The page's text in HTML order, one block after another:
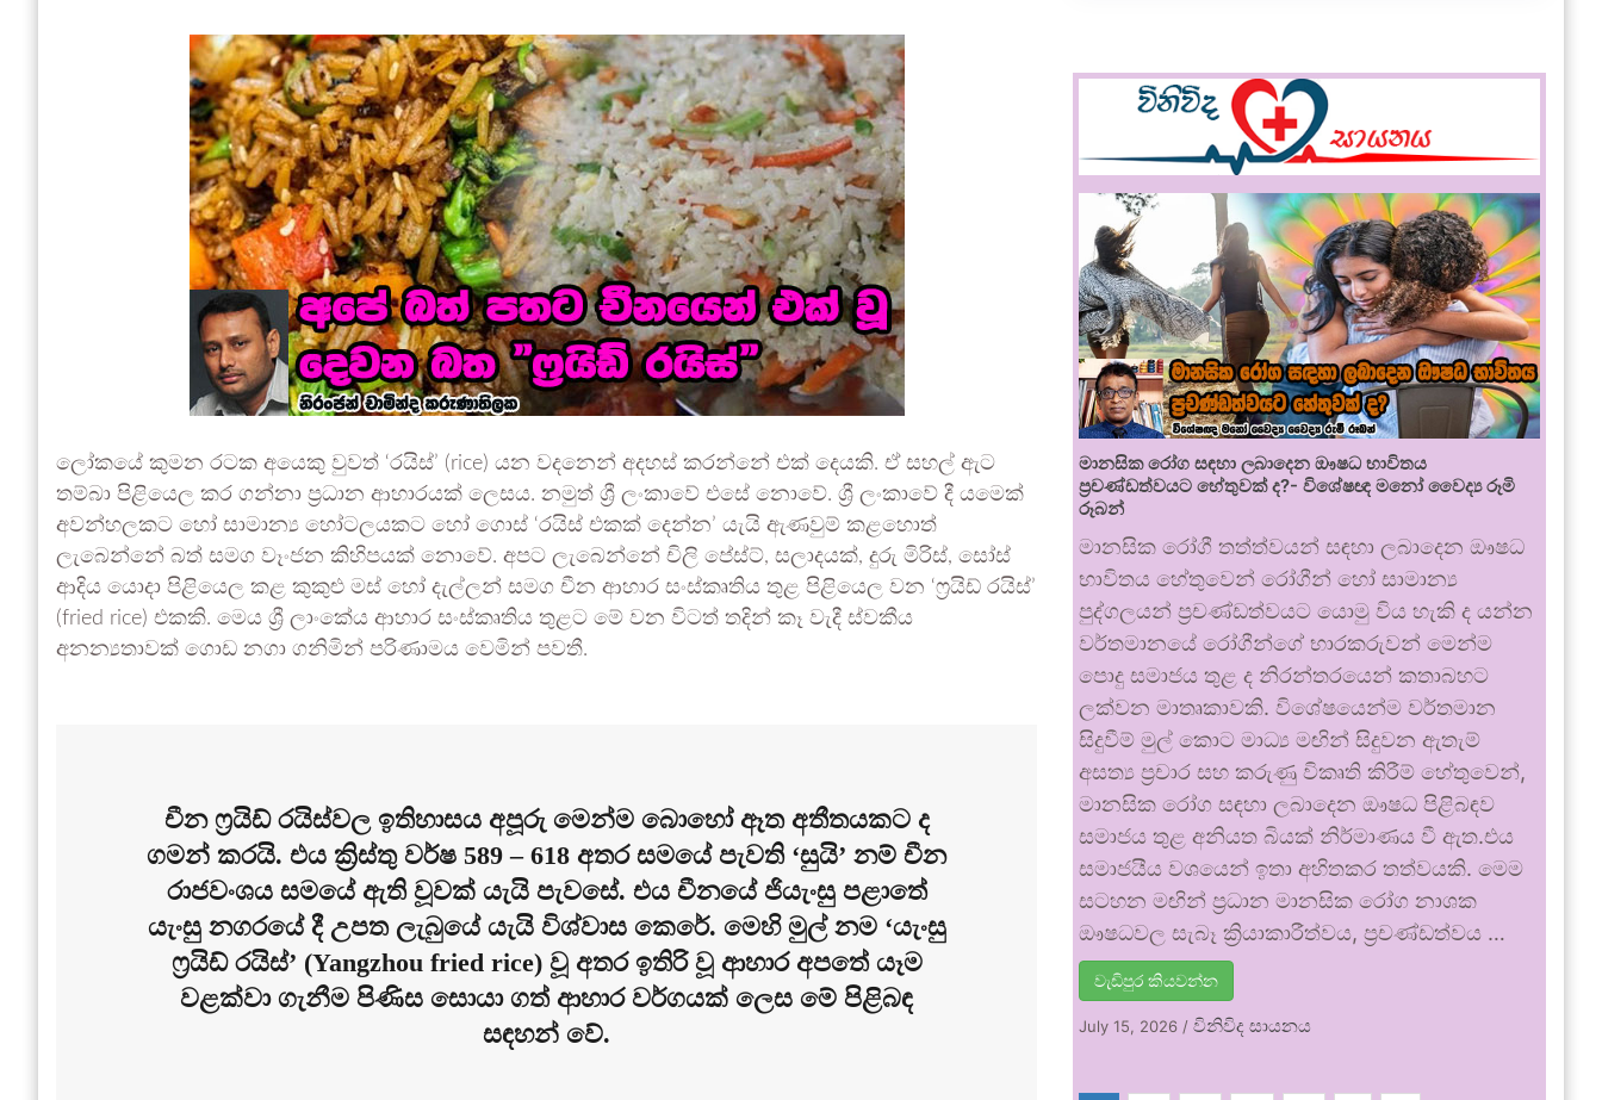
ලෝකයේ කුමන රටක අයෙකු වුවත් ‘රයිස්’ (rice) යන වදනෙන් අදහස් කරන්නේ එක් දෙයකි. ඒ සහල් ඇට
තම්බා පිළියෙල කර ගන්නා ප්‍රධාන ආහාරයක් ලෙසය. නමුත් ශ්‍රී ලංකාවේ එසේ නොවේ. ශ්‍රී ලංකාවේ දී යමෙක්
අවන්හලකට හෝ සාමාන්‍ය හෝටලයකට හෝ ගොස් ‘රයිස් එකක් දෙන්න’ යැයි ඇණවුම් කළහොත්
ලැබෙන්නේ බත් සමග වෑංජන කිහිපයක් නොවේ. අපට ලැබෙන්නේ චිලි පේස්ට්, සලාදයක්, දුරු මිරිස්, සෝස්
ආදිය යොදා පිළියෙල කළ කුකුළු මස් හෝ දැල්ලන් සමග චීන ආහාර සංස්කෘතිය තුළ පිළියෙල වන ‘ෆ්‍රයිඩ් රයිස්’
(fried rice) එකකි. මෙය ශ්‍රී ලාංකේය ආහාර සංස්කෘතිය තුළට මේ වන විටත් තදින් කෑ වැදී ස්වකීය
අනන්‍යතාවක් ගොඩ නගා ගනිමින් පරිණාමය වෙමින් පවතී.
චීන ෆ්‍රයිඩ් රයිස්වල ඉතිහාසය අපූරු මෙන්ම බොහෝ ඈත අතීතයකට ද
ගමන් කරයි. එය ක්‍රිස්තු වර්ෂ 589 – 618 අතර සමයේ පැවති ‘සුයි’ නම් චීන
රාජවංශය සමයේ ඇති වූවක් යැයි පැවසේ. එය චීනයේ ජියැංසු පළාතේ
යැංසු නගරයේ දී උපත ලැබුයේ යැයි විශ්වාස කෙරේ. මෙහි මුල් නම ‘යැංසු
ෆ්‍රයිඩ් රයිස්’ (Yangzhou fried rice) වූ අතර ඉතිරි වූ ආහාර අපතේ යෑම
වළක්වා ගැනීම පිණිස සොයා ගත් ආහාර වර්ගයක් ලෙස මේ පිළිබඳ
සඳහන් වේ.
මානසික රෝග සඳහා ලබාදෙන ඖෂධ භාවිතය
ප්‍රචණ්ඩත්වයට හේතුවක් ද?- විශේෂඥ මනෝ වෛද්‍ය රූමි
රූබන්
මානසික රෝගී තත්ත්වයන් සඳහා ලබාදෙන ඖෂධ
භාවිතය හේතුවෙන් රෝගීන් හෝ සාමාන්‍ය
පුද්ගලයන් ප්‍රචණ්ඩත්වයට යොමු විය හැකි ද යන්න
වර්තමානයේ රෝගීන්ගේ භාරකරුවන් මෙන්ම
පොදු සමාජය තුළ ද නිරන්තරයෙන් කතාබහට
ලක්වන මාතෘකාවකි. විශේෂයෙන්ම වර්තමාන
සිදුවීම් මුල් කොට මාධ්‍ය මඟින් සිදුවන ඇතැම්
අසත්‍ය ප්‍රචාර සහ කරුණු විකෘති කිරීම් හේතුවෙන්,
මානසික රෝග සඳහා ලබාදෙන ඖෂධ පිළිබඳව
සමාජය තුළ අනියත බියක් නිර්මාණය වී ඇත.එය
සමාජයීය වශයෙන් ඉතා අහිතකර තත්වයකි. මෙම
සටහන මඟින් ප්‍රධාන මානසික රෝග නාශක
ඖෂධවල සැබෑ ක්‍රියාකාරීත්වය, ප්‍රචණ්ඩත්වය …
වැඩිපුර කියවන්න
July 15, 2026 /විනිවිද සායනය